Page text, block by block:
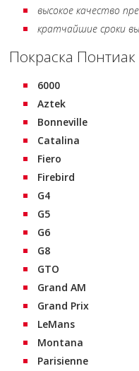
высокое качество
кратчайшие сроки
Покраска
6000
Aztek
Bonneville
Catalina
Fiero
Firebird
G4
G5
G6
G8
GTO
Grand AM
Grand Prix
LeMans
Montana
Parisienne